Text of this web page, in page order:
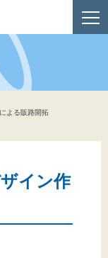
よる販路開拓
イン作